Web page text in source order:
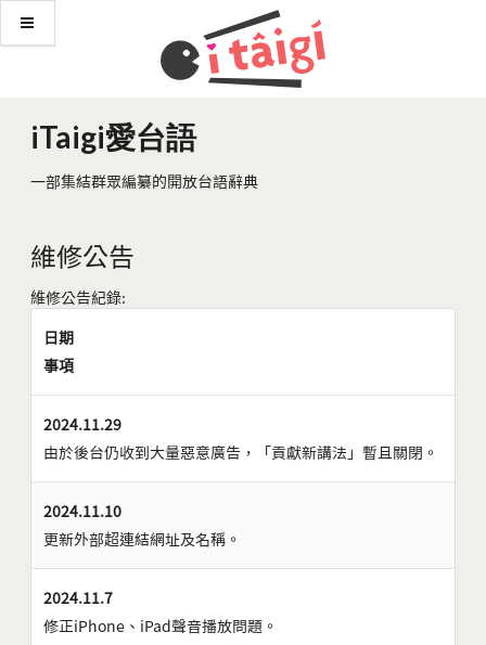
iTaigi愛台語
一部集結群眾編纂的開放台語辭典
維修公告
維修公告紀錄:
日期
事項
2024.11.29
由於後台仍收到大量惡意廣告，「貢獻新講法」暫且關閉。
2024.11.10
更新外部超連結網址及名稱。
2024.11.7
修正iPhone、iPad聲音播放問題。